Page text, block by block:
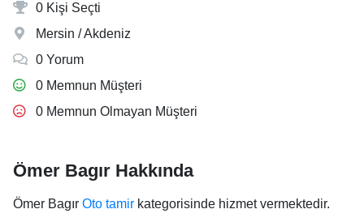
0 Kişi Seçti
Mersin / Akdeniz
0 Yorum
0 Memnun Müşteri
0 Memnun Olmayan Müşteri
Ömer Bagır Hakkında
Ömer Bagır Oto tamir kategorisinde hizmet vermektedir.